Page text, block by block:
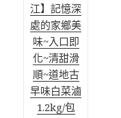
江】記憶深
處的家鄉美
味~入口即
化~清甜滑
順~道地古
早味白菜滷
1.2kg/包